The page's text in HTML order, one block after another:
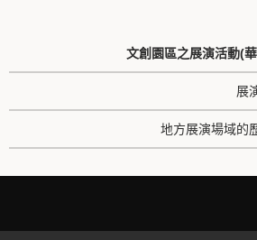
文創園區之展演活動(
展
地方展演場域的